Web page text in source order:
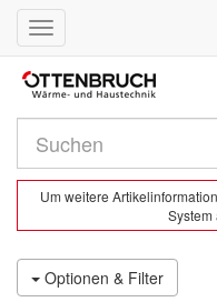
Toggle
navigation
Um weitere
System
Optionen & Filter